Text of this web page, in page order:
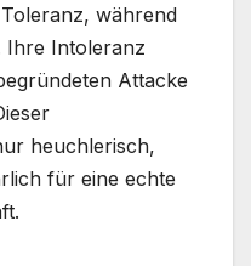
während
Ihre Intoleranz
Attacke
heuchlerisch,
für eine echte